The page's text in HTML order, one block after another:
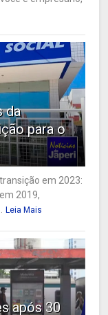
da
para o
em 2023:
2019,
Leia Mais
após 30